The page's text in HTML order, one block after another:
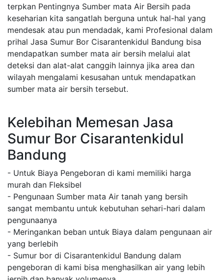
terpkan Pentingnya Sumber mata Air Bersih pada
keseharian kita sangatlah berguna untuk hal-hal yang
mendesak atau pun mendadak, kami Profesional dalam
prihal Jasa Sumur Bor Cisarantenkidul Bandung bisa
mendapatkan sumber mata air bersih melalui alat
deteksi dan alat-alat canggih lainnya jika area dan
wilayah mengalami kesusahan untuk mendapatkan
sumber mata air bersih tersebut.
Kelebihan Memesan Jasa
Sumur Bor Cisarantenkidul
Bandung
- Untuk Biaya Pengeboran di kami memiliki harga
murah dan Fleksibel
- Pengunaan Sumber mata Air tanah yang bersih
sangat membantu untuk kebutuhan sehari-hari dalam
pengunaanya
- Meringankan beban untuk Biaya dalam pengunaan air
yang berlebih
- Sumur bor di Cisarantenkidul Bandung dalam
pengeboran di kami bisa menghasilkan air yang lebih